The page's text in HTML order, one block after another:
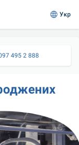
Укр
495 2 888